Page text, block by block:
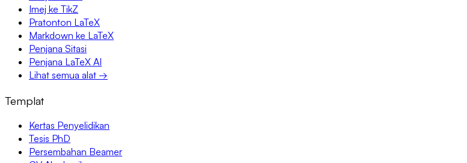
Imej ke TikZ
Pratonton LaTeX
Markdown ke LaTeX
Penjana Sitasi
Penjana LaTeX AI
Lihat semua alat →
Templat
Kertas Penyelidikan
Tesis PhD
Persembahan Beamer